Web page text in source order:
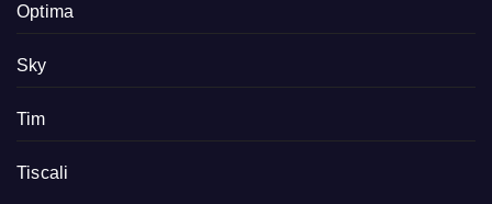
Optima
Sky
Tim
Tiscali